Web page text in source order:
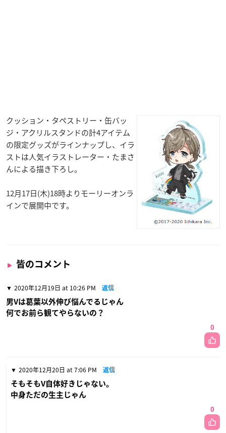
クッション・タペストリー・缶バッ
ジ・アクリルスタンドの計4アイテム
の限定グッズがラインナップし、イラ
ストは人気イラストレーター・たまさ
んによる描き下ろし。
12月17日(木)18時よりモーリーオンラ
インで展開中です。
皆のコメント
2020年12月19日 at 10:26 PM 返信
男Vは葛葉以外伸び悩んでるじゃん
何でお前ら観てやらないの？
0
2020年12月20日 at 7:06 PM 返信
そもそもV自体好きじゃない。
中身ただの生主じゃん
0